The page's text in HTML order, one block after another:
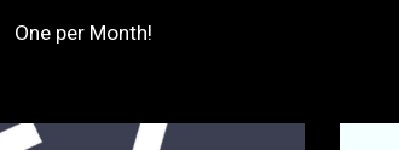
One per Month!